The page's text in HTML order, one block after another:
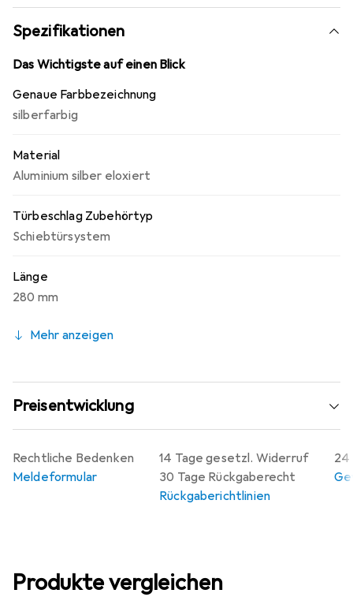
der Türtreibriegel nicht nur robust, sondern auch optisch
ansprechend durch die silber eloxierte Oberfläche. Die
Montage erfolgt in der DIN-rechten Ausrichtung, was
eine flexible Anpassung an verschiedene
Funktionalität und Ästhetik und ist eine ideale Lösung für
moderne Wohn- und Geschäftsräume.
Spezifikationen
Das Wichtigste auf einen Blick
Genaue Farbbezeichnung
silberfarbig
Material
Aluminium silber eloxiert
Türbeschlag Zubehörtyp
Schiebtürsystem
Länge
280 mm
Mehr anzeigen
Preisentwicklung
14 Tage gesetzl. Widerruf
30 Tage Rückgaberecht
Rückgaberichtlinien
24
Rechtliche Bedenken
Meldeformular
Produkte vergleichen